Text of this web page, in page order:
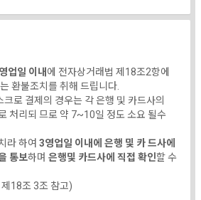
업일 이내에 전자상거래법 제18조2항에
환불조치를 취해 드립니다.
크로 결제의 경우는 각 은행 및 카드사의
처리되 므로 약 7~10일 정도 소요 될수
라 하여 3영업일 이내에 은행 및 카 드사에
통보하며 은행및 카드사에 직접 확인할 수
18조 3조 참고)